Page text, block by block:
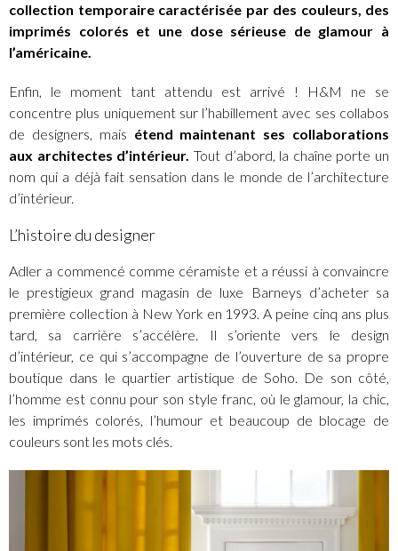
collection temporaire caractérisée par des couleurs, des
imprimés colorés et une dose sérieuse de glamour à
l’américaine.
Enfin, le moment tant attendu est arrivé ! H&M ne se
concentre plus uniquement sur l’habillement avec ses collabos
de designers, mais étend maintenant ses collaborations
aux architectes d’intérieur. Tout d’abord, la chaîne porte un
nom qui a déjà fait sensation dans le monde de l’architecture
d’intérieur.
L’histoire du designer
Adler a commencé comme céramiste et a réussi à convaincre
le prestigieux grand magasin de luxe Barneys d’acheter sa
première collection à New York en 1993. A peine cinq ans plus
tard, sa carrière s’accélère. Il s’oriente vers le design
d’intérieur, ce qui s’accompagne de l’ouverture de sa propre
boutique dans le quartier artistique de Soho. De son côté,
l’homme est connu pour son style franc, où le glamour, la chic,
les imprimés colorés, l’humour et beaucoup de blocage de
couleurs sont les mots clés.